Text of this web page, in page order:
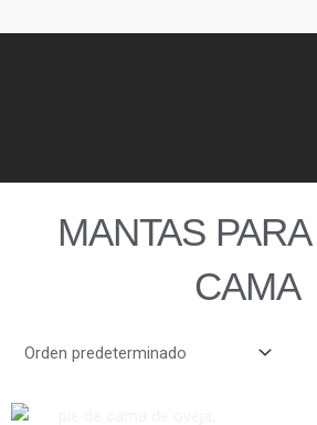
al
MANTAS
CAMA